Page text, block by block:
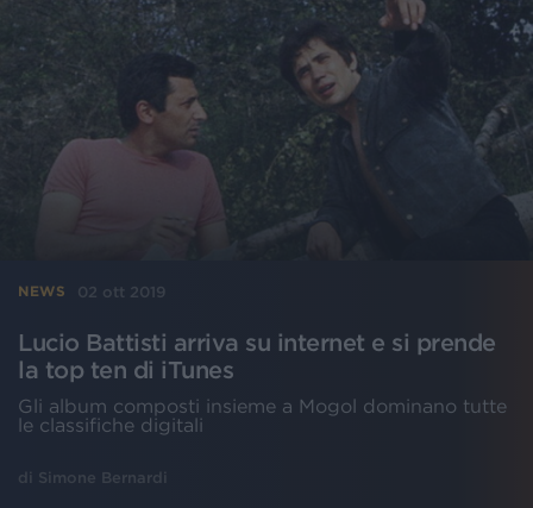
NEWS 02 ott 2019
Lucio Battisti arriva su internet e si prende
la top ten di iTunes
Gli album composti insieme a Mogol dominano tutte
le classifiche digitali
di Simone Bernardi